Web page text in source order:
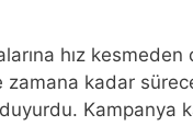
hız
kadar